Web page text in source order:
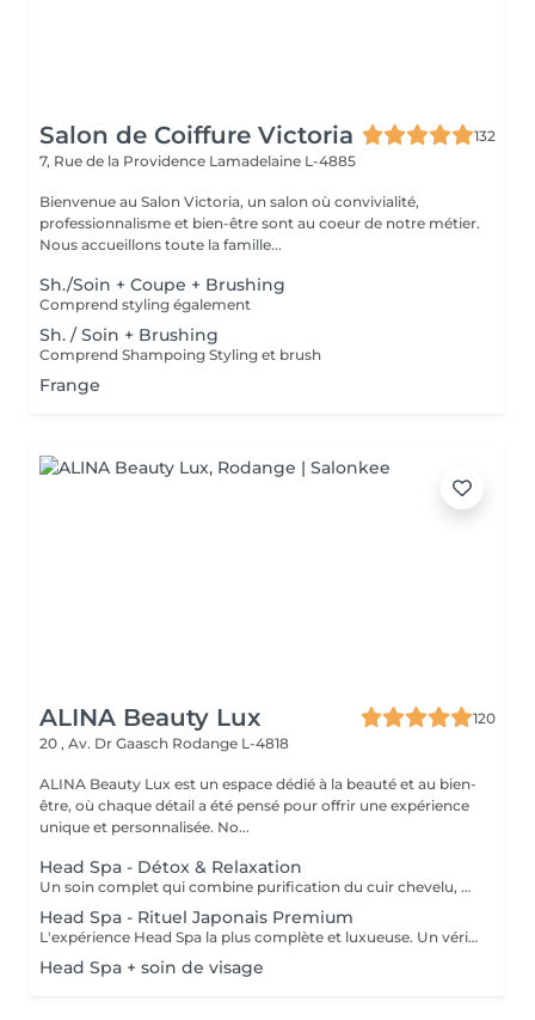
Salon de Coiffure Victoria
132
7, Rue de la Providence Lamadelaine L-4885
Bienvenue au Salon Victoria, un salon où convivialité,
professionnalisme et bien-être sont au coeur de notre métier.
Nous accueillons toute la famille...
Sh./Soin + Coupe + Brushing
Comprend styling également
Sh. / Soin + Brushing
Comprend Shampoing Styling et brush
Frange
ALINA Beauty Lux
120
20 , Av. Dr Gaasch Rodange L-4818
ALINA Beauty Lux est un espace dédié à la beauté et au bien-
être, où chaque détail a été pensé pour offrir une expérience
unique et personnalisée. No...
Head Spa - Détox & Relaxation
Un soin complet qui combine purification du cuir chevelu, détoxification et massage relaxant. Inspiré des techniques japonaises, il élimine les impuretés, oxygène la peau et favorise la croissance des cheveux. Le visage se détend, l'esprit s'apaise et le cuir chevelu respire à nouveau.
Head Spa - Rituel Japonais Premium
L'expérience Head Spa la plus complète et luxueuse. Un véritable rituel japonais qui associe aromathérapie, massages profonds. Un moment d'équilibre, d'énergie et de renaissance pour le corps et l'esprit.
Head Spa + soin de visage